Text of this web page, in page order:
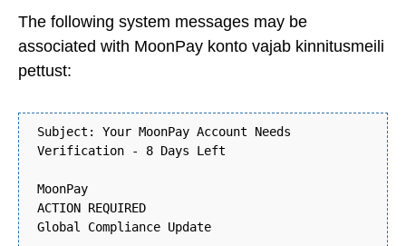
The following system messages may be
associated with MoonPay konto vajab kinnitusmeili
pettust:
Subject: Your MoonPay Account Needs
Verification - 8 Days Left
MoonPay
ACTION REQUIRED
Global Compliance Update